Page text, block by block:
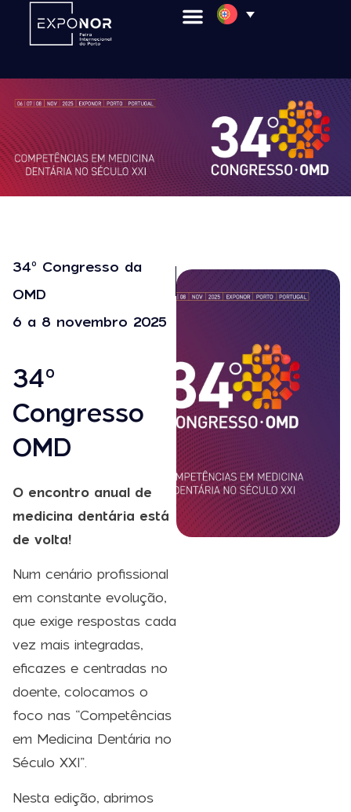
34º Congresso da
OMD
6 a 8 novembro 2025
34º
Congresso
OMD
O encontro anual de
medicina dentária está
de volta!
Num cenário profissional
em constante evolução,
que exige respostas cada
vez mais integradas,
eficazes e centradas no
doente, colocamos o
foco nas “Competências
em Medicina Dentária no
Século XXI”.
Nesta edição, abrimos